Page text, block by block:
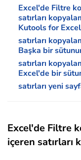
Excel'de Filtre
satırları
Kutools for
satırları
Başka bir
satırları
Excel'de bir
satırları yeni
Excel'de Filtre
içeren satırları